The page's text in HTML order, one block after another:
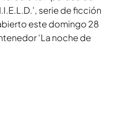
serie de ficción
este domingo 28
‘La noche de